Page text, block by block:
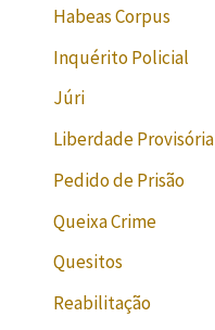
Habeas Corpus
Inquérito Policial
Júri
Liberdade Provisória
Pedido de Prisão
Queixa Crime
Quesitos
Reabilitação